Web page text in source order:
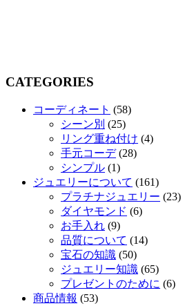
CATEGORIES
コーディネート (58)
シーン別 (25)
リング重ね付け (4)
手元コーデ(28)
シンプル (1)
ジュエリーについて (161)
プラチナジュエリー (23)
ダイヤモンド (6)
お手入れ (9)
品質について (14)
宝石の知識 (50)
ジュエリー知識 (65)
プレゼントのために (6)
商品情報 (53)